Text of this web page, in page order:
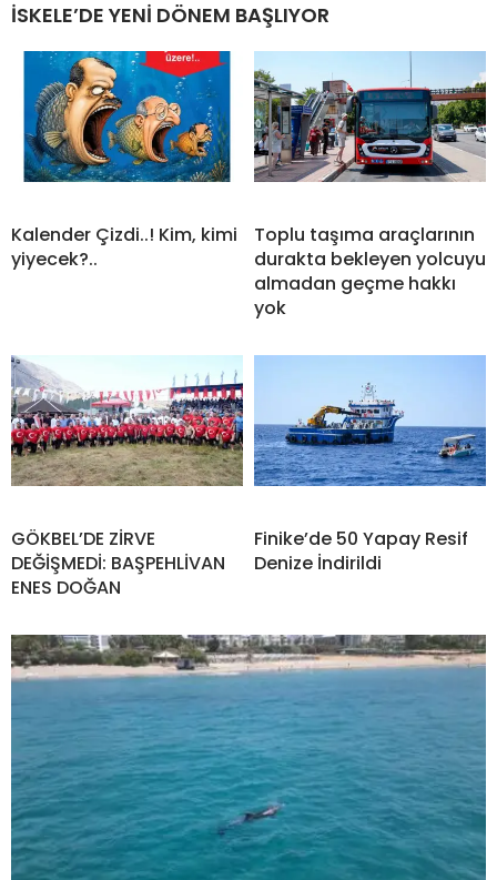
İSKELE’DE YENİ DÖNEM BAŞLIYOR
Kalender Çizdi..! Kim, kimi
yiyecek?..
Toplu taşıma araçlarının
durakta bekleyen yolcuyu
almadan geçme hakkı
yok
GÖKBEL’DE ZİRVE
DEĞİŞMEDİ: BAŞPEHLİVAN
ENES DOĞAN
Finike’de 50 Yapay Resif
Denize İndirildi